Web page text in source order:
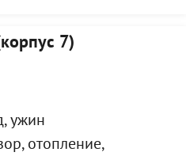
7)
ужин
отопление,